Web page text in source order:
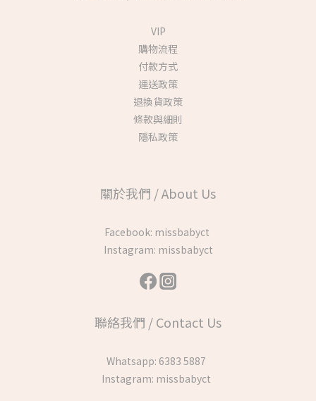
VIP
購物流程
付款方式
運送政策
退換貨政策
條款與細則
隱私政策
關於我們 / About Us
Facebook: missbabyct
Instagram: missbabyct
聯絡我們 / Contact Us
Whatsapp: 6383 5887
Instagram: missbabyct